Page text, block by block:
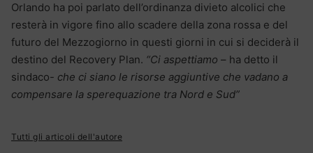
Orlando ha poi parlato dell’ordinanza divieto alcolici che
resterà in vigore fino allo scadere della zona rossa e del
futuro del Mezzogiorno in questi giorni in cui si deciderà il
destino del Recovery Plan. “Ci aspettiamo – ha detto il
sindaco- che ci siano le risorse aggiuntive che vadano a
compensare la sperequazione tra Nord e Sud”
Tutti gli articoli dell'autore